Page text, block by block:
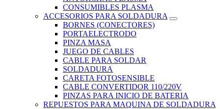
CONSUMIBLES PLASMA
ACCESORIOS PARA SOLDADURA
BORNES (CONECTORES)
PORTAELECTRODO
PINZA MASA
JUEGO DE CABLES
CABLE PARA SOLDAR
SOLDADURA
CARETA FOTOSENSIBLE
CABLE CONVERTIDOR 110/220V
PINZAS PARA INICIO DE BATERIA
REPUESTOS PARA MAQUINA DE SOLDADURA